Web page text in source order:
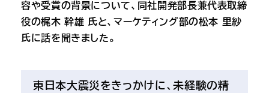
容や受賞の背景について、同社開発部長兼代表取締
役の梶木 幹雄 氏と、マーケティング部の松本 里紗
氏に話を聞きました。
東日本大震災をきっかけに、未経験の精